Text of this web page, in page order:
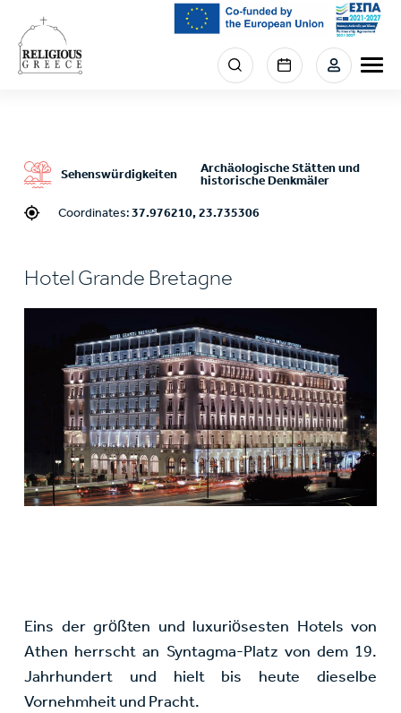
main
content
Menu
section
Sehenswürdigkeiten
Archäologische Stätten und
historische Denkmäler
Coordinates:37.976210, 23.735306
Hotel Grande Bretagne
Eins der größten und luxuriösesten Hotels von
Athen herrscht an Syntagma-Platz von dem 19.
Jahrhundert und hielt bis heute dieselbe
Vornehmheit und Pracht.